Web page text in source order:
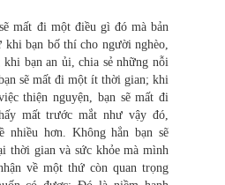
mất đi một điều gì đó mà bản
khi bạn bố thí cho người nghèo,
bạn an ủi, chia sẻ những nỗi
sẽ mất đi một ít thời gian; khi
thiện nguyện, bạn sẽ mất đi
mất trước mắt như vậy đó,
nhiều hơn. Không hẳn bạn sẽ
thời gian và sức khỏe mà mình
về một thứ còn quan trọng